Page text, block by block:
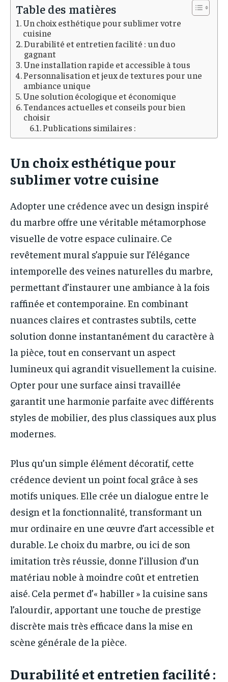
Table des matières
Un choix esthétique pour sublimer votre
cuisine
Durabilité et entretien facilité : un duo
gagnant
Une installation rapide et accessible à tous
Personnalisation et jeux de textures pour une
ambiance unique
Une solution écologique et économique
Tendances actuelles et conseils pour bien
choisir
Publications similaires :
Un choix esthétique pour
sublimer votre cuisine
Adopter une crédence avec un design inspiré
du marbre offre une véritable métamorphose
visuelle de votre espace culinaire. Ce
revêtement mural s’appuie sur l’élégance
intemporelle des veines naturelles du marbre,
permettant d’instaurer une ambiance à la fois
raffinée et contemporaine. En combinant
nuances claires et contrastes subtils, cette
solution donne instantanément du caractère à
la pièce, tout en conservant un aspect
lumineux qui agrandit visuellement la cuisine.
Opter pour une surface ainsi travaillée
garantit une harmonie parfaite avec différents
styles de mobilier, des plus classiques aux plus
modernes.
Plus qu’un simple élément décoratif, cette
crédence devient un point focal grâce à ses
motifs uniques. Elle crée un dialogue entre le
design et la fonctionnalité, transformant un
mur ordinaire en une œuvre d’art accessible et
durable. Le choix du marbre, ou ici de son
imitation très réussie, donne l’illusion d’un
matériau noble à moindre coût et entretien
aisé. Cela permet d’« habiller » la cuisine sans
l’alourdir, apportant une touche de prestige
discrète mais très efficace dans la mise en
scène générale de la pièce.
Durabilité et entretien facilité :